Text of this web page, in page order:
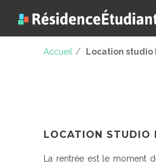
Accueil / Location studio
LOCATION STUDIO
La rentrée est le moment